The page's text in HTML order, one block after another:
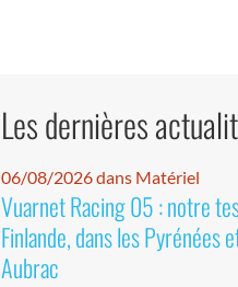
Les dernières
06/08/2026 dans Matériel
Vuarnet Racing 05 : notre
Finlande, dans les Pyrénées
Aubrac